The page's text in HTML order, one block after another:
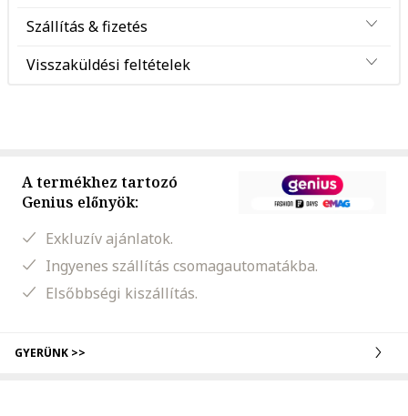
Szállítás & fizetés
Visszaküldési feltételek
A termékhez tartozó
Genius előnyök:
Exkluzív ajánlatok.
Ingyenes szállítás csomagautomatákba.
Elsőbbségi kiszállítás.
GYERÜNK >>